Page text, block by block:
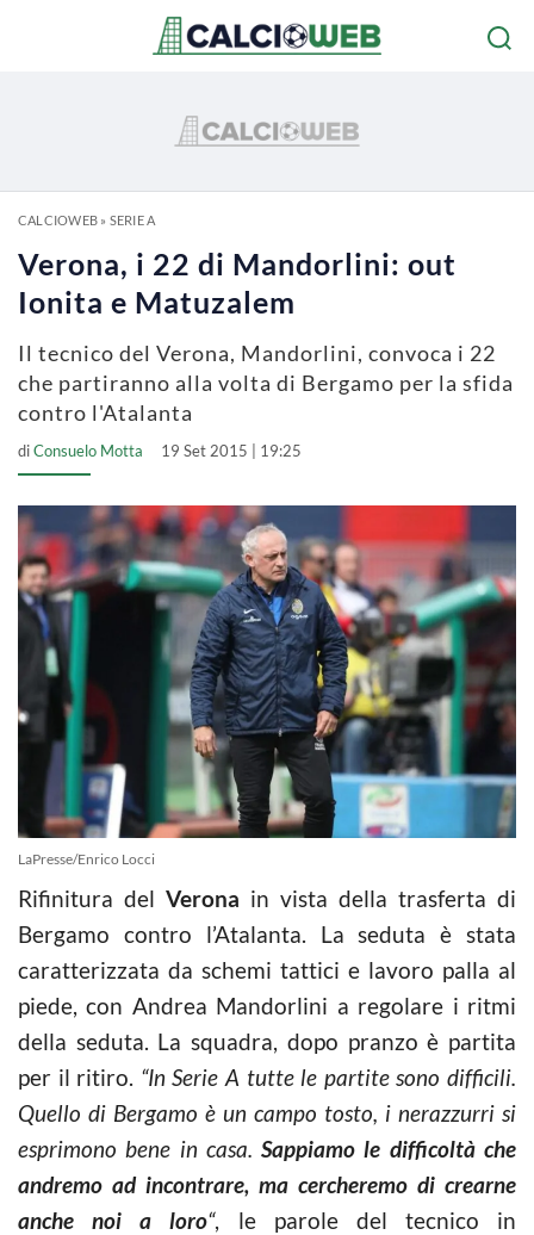
CALCIOWEB» SERIE A
Verona, i 22 di Mandorlini: out
Ionita e Matuzalem
Il tecnico del Verona, Mandorlini, convoca i 22
che partiranno alla volta di Bergamo per la sfida
contro l'Atalanta
diConsuelo Motta 19 Set 2015 | 19:25
LaPresse/Enrico Locci
Rifinitura del Verona in vista della trasferta di
Bergamo contro l’Atalanta. La seduta è stata
caratterizzata da schemi tattici e lavoro palla al
piede, con Andrea Mandorlini a regolare i ritmi
della seduta. La squadra, dopo pranzo è partita
per il ritiro. “In Serie A tutte le partite sono difficili.
Quello di Bergamo è un campo tosto, i nerazzurri si
esprimono bene in casa.Sappiamo le difficoltà che
andremo ad incontrare, ma cercheremo di crearne
anche noi a loro“, le parole del tecnico in